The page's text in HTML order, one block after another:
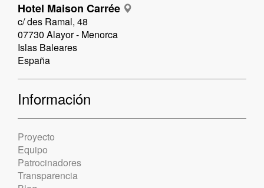
Hotel Maison Carrée
c/ des Ramal, 48
07730 Alayor - Menorca
Islas Baleares
España
Información
Proyecto
Equipo
Patrocinadores
Transparencia